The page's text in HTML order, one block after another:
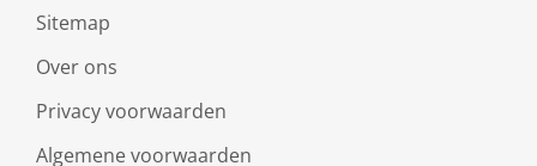
Sitemap
Over ons
Privacy voorwaarden
Algemene voorwaarden